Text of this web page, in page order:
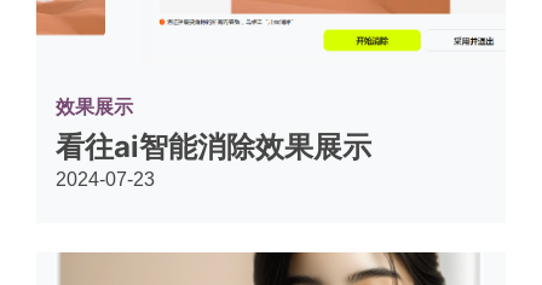
效果展示
看往ai智能消除效果展示
2024-07-23